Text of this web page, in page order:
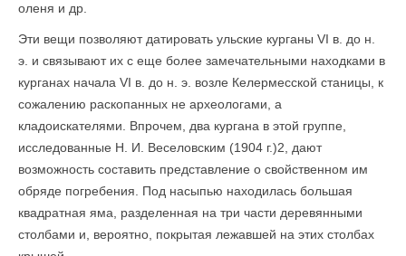
оленя и др.
Эти вещи позволяют датировать ульские курганы VI в. до н.
э. и связывают их с еще более замечательными находками в
курганах начала VI в. до н. э. возле Келермесской станицы, к
сожалению раскопанных не археологами, а
кладоискателями. Впрочем, два кургана в этой группе,
исследованные Н. И. Веселовским (1904 г.)2, дают
возможность составить представление о свойственном им
обряде погребения. Под насыпью на­ходилась большая
квадратная яма, разделенная на три части деревянными
столбами и, вероятно, покрытая лежавшей на этих столбах